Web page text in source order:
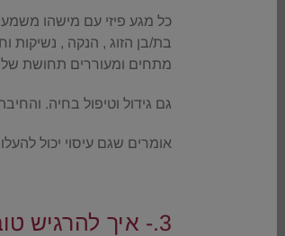
כל מגע פיזי עם מישהו
בת/בן הזוג , הנקה ,
מתחים ומעוררים תחושת
גם גידול וטיפול בחיה.
אומרים שגם עיסוי יכול
3.- איך להרגיש טוב יותר – בכי